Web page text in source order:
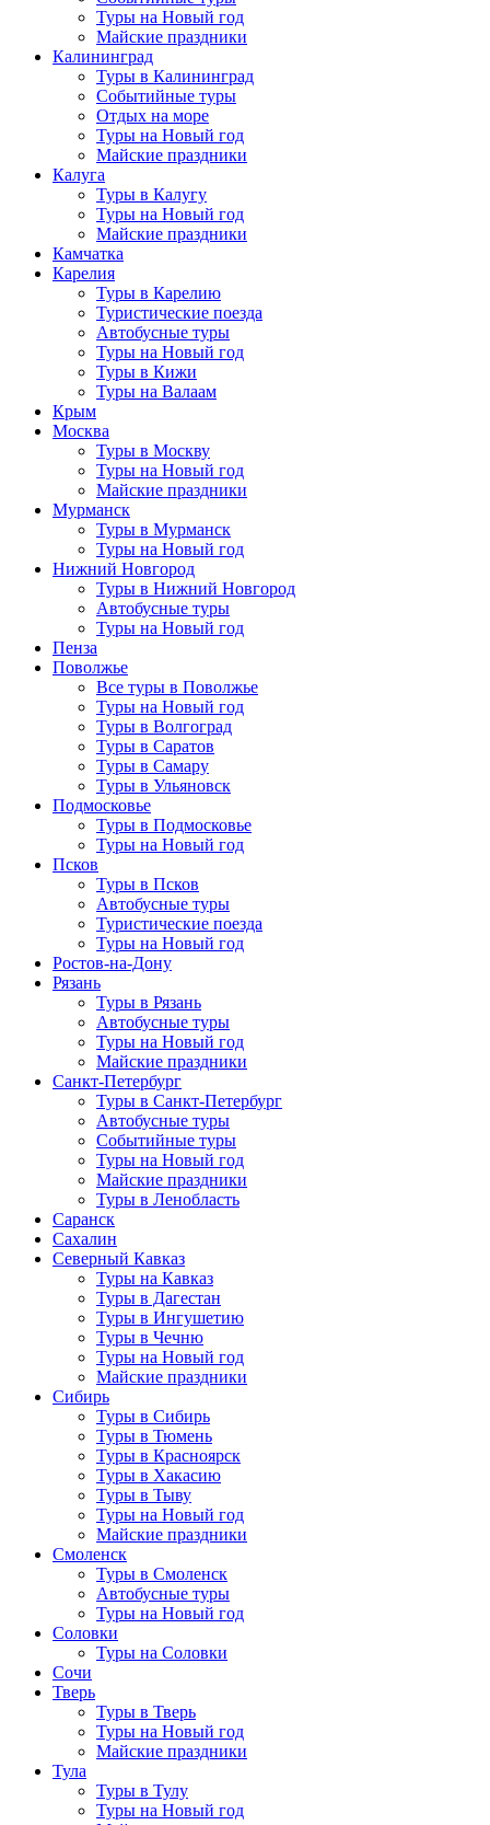
Туры на Новый год
Майские праздники
Калининград
Туры в Калининград
Событийные туры
Отдых на море
Туры на Новый год
Майские праздники
Калуга
Туры в Калугу
Туры на Новый год
Майские праздники
Камчатка
Карелия
Туры в Карелию
Туристические поезда
Автобусные туры
Туры на Новый год
Туры в Кижи
Туры на Валаам
Крым
Москва
Туры в Москву
Туры на Новый год
Майские праздники
Мурманск
Туры в Мурманск
Туры на Новый год
Нижний Новгород
Туры в Нижний Новгород
Автобусные туры
Туры на Новый год
Пенза
Поволжье
Все туры в Поволжье
Туры на Новый год
Туры в Волгоград
Туры в Саратов
Туры в Самару
Туры в Ульяновск
Подмосковье
Туры в Подмосковье
Туры на Новый год
Псков
Туры в Псков
Автобусные туры
Туристические поезда
Туры на Новый год
Ростов-на-Дону
Рязань
Туры в Рязань
Автобусные туры
Туры на Новый год
Майские праздники
Санкт-Петербург
Туры в Санкт-Петербург
Автобусные туры
Событийные туры
Туры на Новый год
Майские праздники
Туры в Ленобласть
Саранск
Сахалин
Северный Кавказ
Туры на Кавказ
Туры в Дагестан
Туры в Ингушетию
Туры в Чечню
Туры на Новый год
Майские праздники
Сибирь
Туры в Сибирь
Туры в Тюмень
Туры в Красноярск
Туры в Хакасию
Туры в Тыву
Туры на Новый год
Майские праздники
Смоленск
Туры в Смоленск
Автобусные туры
Туры на Новый год
Соловки
Туры на Соловки
Сочи
Тверь
Туры в Тверь
Туры на Новый год
Майские праздники
Тула
Туры в Тулу
Туры на Новый год